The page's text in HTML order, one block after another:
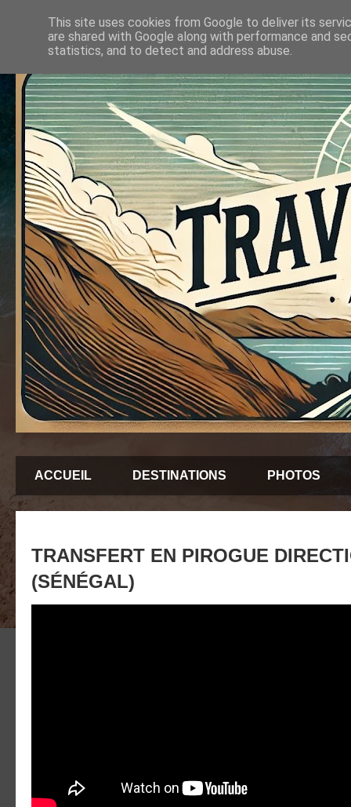
ACCUEIL DESTINATIONS PHOTOS
TRANSFERT EN PIROGUE
(SÉNÉGAL)
This site uses cookies from Google to deliver its
are shared with Google along with performance and
statistics, and to detect and address abuse.